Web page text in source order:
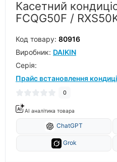
Касетний
FCQG50F /
Код товару: 80916
Виробник: DAIKIN
Серiя:
Прайс встановлення
0
AI аналітика товара
ChatGPT
Grok